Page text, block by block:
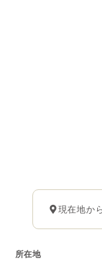
現在地か
所在地